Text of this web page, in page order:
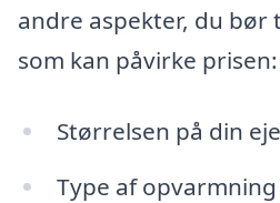
andre aspekter, du
som kan påvirke prisen:
Størrelsen på din
Type af